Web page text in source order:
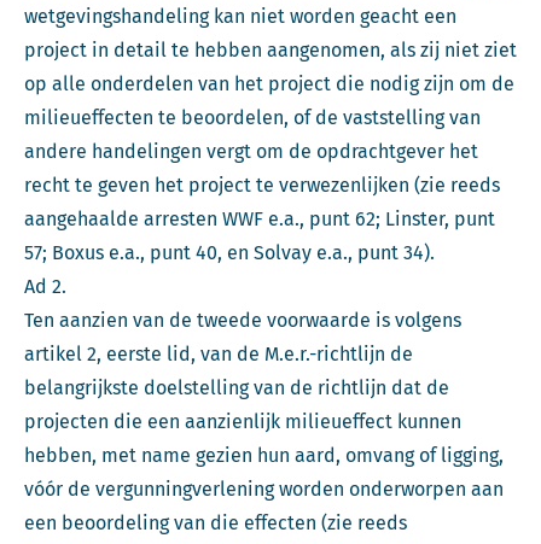
wetgevingshandeling kan niet worden geacht een
project in detail te hebben aangenomen, als zij niet ziet
op alle onderdelen van het project die nodig zijn om de
milieueffecten te beoordelen, of de vaststelling van
andere handelingen vergt om de opdrachtgever het
recht te geven het project te verwezenlijken (zie reeds
aangehaalde arresten WWF e.a., punt 62; Linster, punt
57; Boxus e.a., punt 40, en Solvay e.a., punt 34).
Ad 2.
Ten aanzien van de tweede voorwaarde is volgens
artikel 2, eerste lid, van de M.e.r.-richtlijn de
belangrijkste doelstelling van de richtlijn dat de
projecten die een aanzienlijk milieueffect kunnen
hebben, met name gezien hun aard, omvang of ligging,
vóór de vergunningverlening worden onderworpen aan
een beoordeling van die effecten (zie reeds